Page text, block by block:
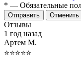
* — Обязательные
Отменить
Отзывы
1 год назад
Артем М.
⭐⭐⭐⭐⭐